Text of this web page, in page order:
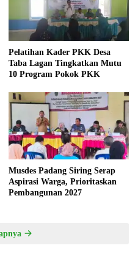
Pelatihan Kader PKK Desa
Taba Lagan Tingkatkan Mutu
10 Program Pokok PKK
Musdes Padang Siring Serap
Aspirasi Warga, Prioritaskan
Pembangunan 2027